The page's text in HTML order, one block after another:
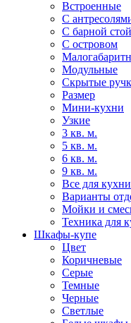
Встроенные
С
С барной
С островом
Модульные
Скрытые
Размер
Мини-кухни
Узкие
3 кв. м.
5 кв. м.
6 кв. м.
9 кв. м.
Все для кухни
Варианты
Мойки и
Техника для
Шкафы-купе
Цвет
Коричневые
Серые
Темные
Черные
Светлые